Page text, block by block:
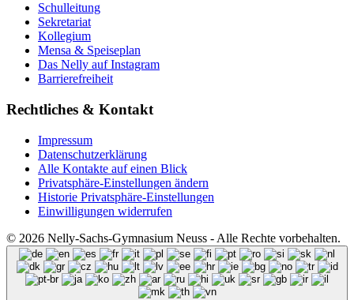
Schulleitung
Sekretariat
Kollegium
Mensa & Speiseplan
Das Nelly auf Instagram
Barrierefreiheit
Rechtliches & Kontakt
Impressum
Datenschutzerklärung
Alle Kontakte auf einen Blick
Privatsphäre-Einstellungen ändern
Historie Privatsphäre-Einstellungen
Einwilligungen widerrufen
© 2026 Nelly-Sachs-Gymnasium Neuss - Alle Rechte vorbehalten.